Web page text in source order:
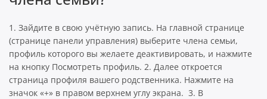
1. Зайдите в свою учётную запись. На главной странице
(странице панели управления) выберите члена семьи,
профиль которого вы желаете деактивировать, и нажмите
на кнопку Посмотреть профиль. 2. Далее откроется
страница профиля вашего родственника. Нажмите на
значок «+» в правом верхнем углу экрана. 3. В